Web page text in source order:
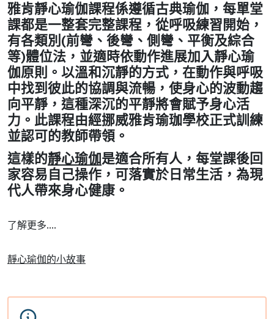
雅肯靜心瑜伽課程係遵循古典瑜伽，每單堂
課都是一整套完整課程，從呼吸練習開始，
有各類別(前彎、後彎、側彎、平衡及綜合
等)體位法，並適時依動作進展加入靜心瑜
伽原則。以溫和沉靜的方式，在動作與呼吸
中找到彼此的協調與流暢，使身心的波動趨
向平靜，這種深沉的平靜將會賦予身心活
力。此課程由經挪威雅肯瑜珈學校正式訓練
並認可的教師帶領。
這樣的靜心瑜伽是適合所有人，每堂課後回
家容易自己操作，可落實於日常生活，為現
代人帶來身心健康。
了解更多....
靜心瑜伽的小故事